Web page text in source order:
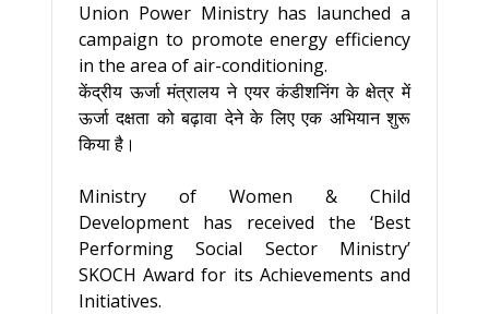
Union Power Ministry has launched a
campaign to promote energy efficiency
in the area of air-conditioning.
केंद्रीय ऊर्जा मंत्रालय ने एयर कंडीशनिंग के क्षेत्र में
ऊर्जा दक्षता को बढ़ावा देने के लिए एक अभियान शुरू
किया है।
Ministry of Women & Child
Development has received the ‘Best
Performing Social Sector Ministry’
SKOCH Award for its Achievements and
Initiatives.